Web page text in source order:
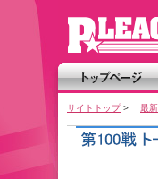
サイトトップ> 最